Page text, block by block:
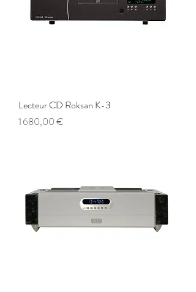
Lecteur CD Roksan K-3
Prix
1 680,00 €